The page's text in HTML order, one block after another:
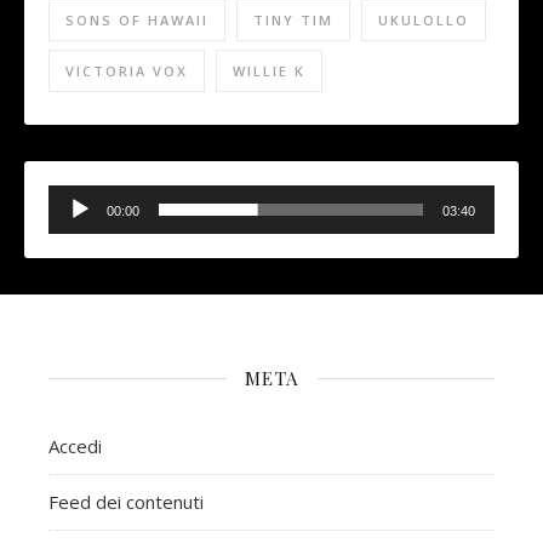
SONS OF HAWAII TINY TIM UKULOLLO
VICTORIA VOX WILLIE K
Audio
Player
00:00 03:40
META
Accedi
Feed dei contenuti